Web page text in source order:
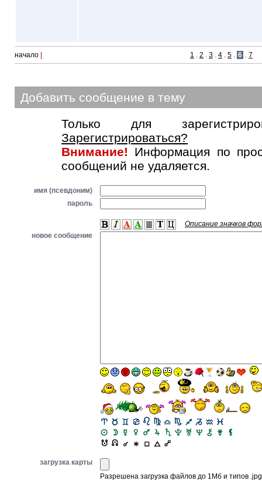
начало 1 . 2 . 3 . 4 . 5 . 6 . 7
Добавить сообщение в тему
Только для
Зарегистрироваться?
Внимание! Информация по
сообщений не удаляется.
имя (псевдоним)
пароль
Описание значков
новое сообщение
загрузка карты
Разрешена загрузка файлов до 1Мб и типов